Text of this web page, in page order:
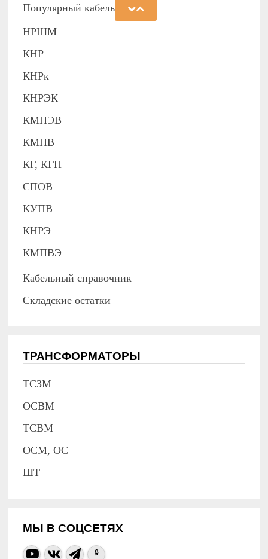
Популярный кабель
НРШМ
КНР
КНРк
КНРЭК
КМПЭВ
КМПВ
КГ, КГН
СПОВ
КУПВ
КНРЭ
КМПВЭ
Кабельный справочник
Складские остатки
ТРАНСФОРМАТОРЫ
ТСЗМ
ОСВМ
ТСВМ
ОСМ, ОС
ШТ
МЫ В СОЦСЕТЯХ